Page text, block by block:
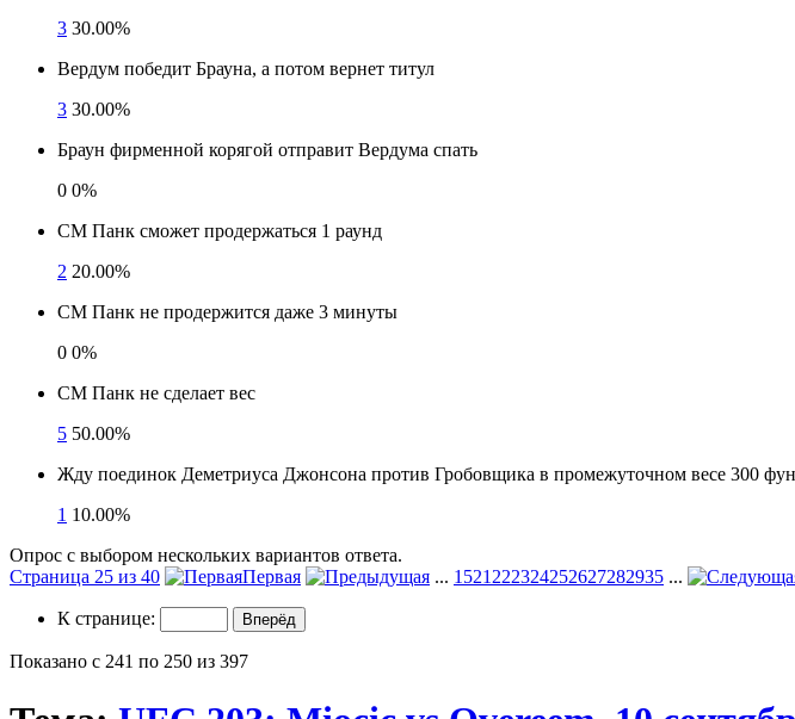
3 30.00%
Вердум победит Брауна, а потом вернет титул
3 30.00%
Браун фирменной корягой отправит Вердума спать
0 0%
СМ Панк сможет продержаться 1 раунд
2 20.00%
СМ Панк не продержится даже 3 минуты
0 0%
СМ Панк не сделает вес
5 50.00%
Жду поединок Деметриуса Джонсона против Гробовщика в промежуточном весе 300
1 10.00%
Опрос с выбором нескольких вариантов ответа.
Страница 25 из 40
Первая ... 1521222324252627282935 ...
К странице:
Показано с 241 по 250 из 397